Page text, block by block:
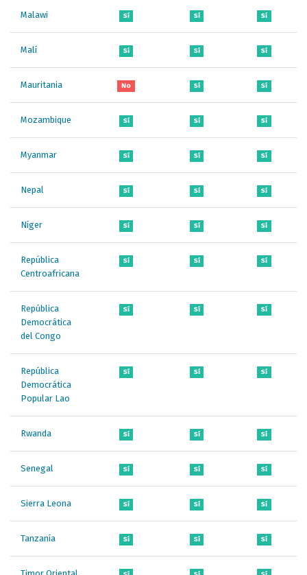
Malawi Sí Sí Sí
Malí Sí Sí Sí
Mauritania No Sí Sí
Mozambique Sí Sí Sí
Myanmar Sí Sí Sí
Nepal Sí Sí Sí
Níger Sí Sí Sí
República
Centroafricana
Sí Sí Sí
República
Democrática
del Congo
Sí Sí Sí
República
Democrática
Popular Lao
Sí Sí Sí
Rwanda Sí Sí Sí
Senegal Sí Sí Sí
Sierra Leona Sí Sí Sí
Tanzanía Sí Sí Sí